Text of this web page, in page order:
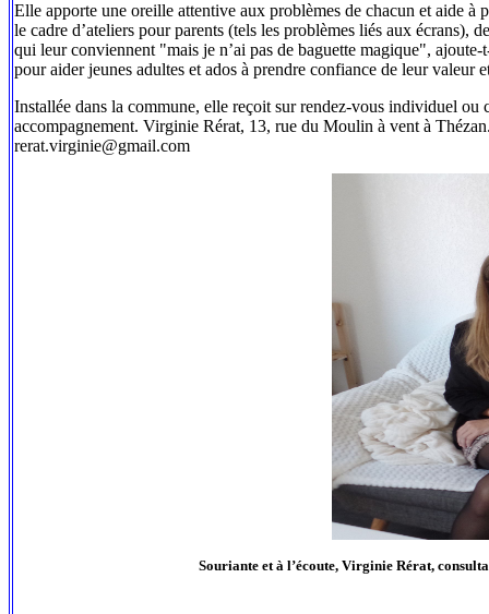
Elle apporte une oreille attentive aux problèmes de chacun et aide à
le cadre d’ateliers pour parents (tels les problèmes liés aux écrans),
qui leur conviennent "mais je n’ai pas de baguette magique",
pour aider jeunes adultes et ados à prendre confiance de leur
Installée dans la commune, elle reçoit sur rendez-vous individuel
accompagnement. Virginie Rérat, 13, rue du Moulin à vent à
rerat.virginie@gmail.com
Souriante et à l’écoute, Virginie Rérat,